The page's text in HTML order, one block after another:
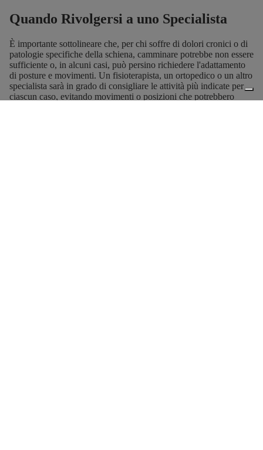
Quando Rivolgersi a uno Specialista
È importante sottolineare che, per chi soffre di dolori cronici o di
patologie specifiche della schiena, camminare potrebbe non essere
sufficiente o, in alcuni casi, può persino richiedere l'adattamento
di posture e movimenti. Un fisioterapista, un ortopedico o un altro
specialista sarà in grado di consigliare le attività più indicate per
ciascun caso, evitando movimenti o posizioni che potrebbero